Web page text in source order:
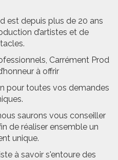
est depuis plus de 20 ans
d’artistes et de
Carrément Prod
à offrir
pour toutes vos demandes
saurons vous conseiller
de réaliser ensemble un
unique.
à savoir s'entoure des